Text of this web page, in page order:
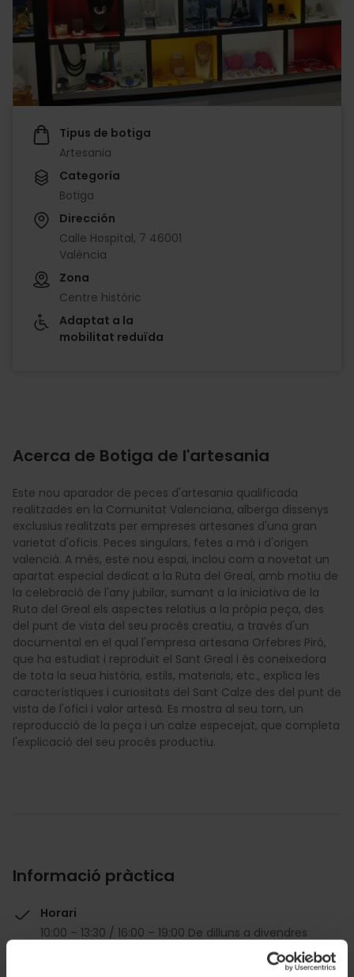
Tipus de botiga
Artesania
Categoría
Botiga
Dirección
Calle Hospital, 7 46001
València
Zona
Centre històric
Adaptat a la
mobilitat reduïda
Acerca de Botiga de l'artesania
Este nou aparador de peces d'artesania qualificada
realitzades en la Comunitat Valenciana, alberga dissenys
exclusius realitzats per empreses artesanes d'una gran
varietat d'oficis. Peces singulars, fetes a mà i d'origen
valencià. A més, este nou espai, inclou com a novetat un
apartat especial dedicat a la Ruta del Greal, amb motiu de
la celebració de l'any jubilar, sumant a la iniciativa de la
Ruta del Greal els aspectes relatius a la pròpia peça, des
del punt de vista del seu procés creatiu, a través d'un
documental en el qual l'empresa artesana Orfebres Piró,
que ha estudiat i reproduït el Sant Greal i és coneixedora
de tota la seua història, estils, materials, etc., explica les
característiques i curiositats del Sant Calze des del punt de
vista de l'ofici i valor artesà. Es mostra al seu torn, un
reproducció de la peça i un calze especejat, que completa
l'explicació del seu procés productiu.
Informació pràctica
Horari
10:00 – 13:30 / 16:00 – 19:00 De dilluns a divendres